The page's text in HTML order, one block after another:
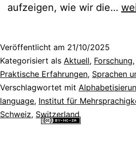
aufzeigen, wie wir die…
zu
Veröffentlicht am 21/10/2025
Kategorisiert als Aktuell, Forschung,
Praktische Erfahrungen, Sprachen
Verschlagwortet mit
language, Institut für
Schweiz, Switzerland